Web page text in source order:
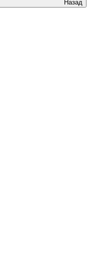
Назад